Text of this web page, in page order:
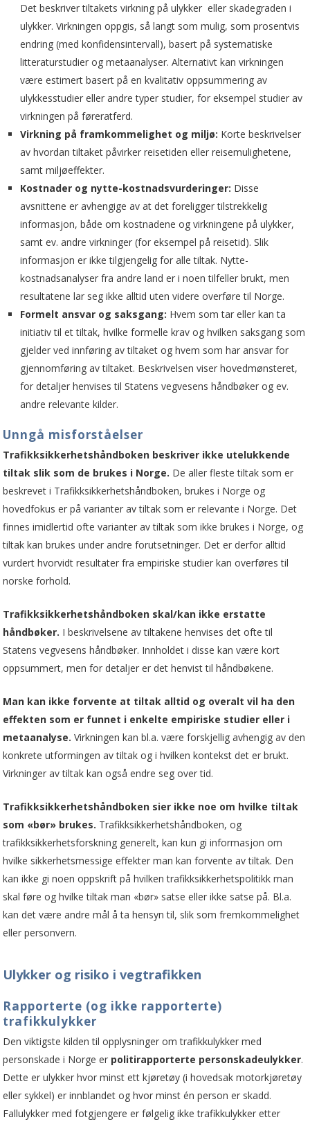
Det beskriver tiltakets virkning på ulykker eller skadegraden i
ulykker. Virkningen oppgis, så langt som mulig, som prosentvis
endring (med konfidensintervall), basert på systematiske
litteraturstudier og metaanalyser. Alternativt kan virkningen
være estimert basert på en kvalitativ oppsummering av
ulykkesstudier eller andre typer studier, for eksempel studier av
virkningen på føreratferd.
Virkning på framkommelighet og miljø: Korte beskrivelser
av hvordan tiltaket påvirker reisetiden eller reisemulighetene,
samt miljøeffekter.
Kostnader og nytte-kostnadsvurderinger: Disse
avsnittene er avhengige av at det foreligger tilstrekkelig
informasjon, både om kostnadene og virkningene på ulykker,
samt ev. andre virkninger (for eksempel på reisetid). Slik
informasjon er ikke tilgjengelig for alle tiltak. Nytte-
kostnadsanalyser fra andre land er i noen tilfeller brukt, men
resultatene lar seg ikke alltid uten videre overføre til Norge.
Formelt ansvar og saksgang: Hvem som tar eller kan ta
initiativ til et tiltak, hvilke formelle krav og hvilken saksgang som
gjelder ved innføring av tiltaket og hvem som har ansvar for
gjennomføring av tiltaket. Beskrivelsen viser hovedmønsteret,
for detaljer henvises til Statens vegvesens håndbøker og ev.
andre relevante kilder.
Unngå misforståelser
Trafikksikkerhetshåndboken beskriver ikke utelukkende
tiltak slik som de brukes i Norge. De aller fleste tiltak som er
beskrevet i Trafikksikkerhetshåndboken, brukes i Norge og
hovedfokus er på varianter av tiltak som er relevante i Norge. Det
finnes imidlertid ofte varianter av tiltak som ikke brukes i Norge, og
tiltak kan brukes under andre forutsetninger. Det er derfor alltid
vurdert hvorvidt resultater fra empiriske studier kan overføres til
norske forhold.
Trafikksikkerhetshåndboken skal/kan ikke erstatte
håndbøker. I beskrivelsene av tiltakene henvises det ofte til
Statens vegvesens håndbøker. Innholdet i disse kan være kort
oppsummert, men for detaljer er det henvist til håndbøkene.
Man kan ikke forvente at tiltak alltid og overalt vil ha den
effekten som er funnet i enkelte empiriske studier eller i
metaanalyse.Virkningen kan bl.a. være forskjellig avhengig av den
konkrete utformingen av tiltak og i hvilken kontekst det er brukt.
Virkninger av tiltak kan også endre seg over tid.
Trafikksikkerhetshåndboken sier ikke noe om hvilke tiltak
som «bør» brukes. Trafikksikkerhetshåndboken, og
trafikksikkerhetsforskning generelt, kan kun gi informasjon om
hvilke sikkerhetsmessige effekter man kan forvente av tiltak. Den
kan ikke gi noen opp­skrift på hvilken trafikksikkerhetspolitikk man
skal føre og hvilke tiltak man «bør» satse eller ikke satse på. Bl.a.
kan det være andre mål å ta hensyn til, slik som fremkommelighet
eller personvern.
Ulykker og risiko i vegtrafikken
Rapporterte (og ikke rapporterte)
trafikkulykker
Den viktigste kilden til opplysninger om trafikkulykker med
personskade i Norge er politirapporterte personskadeulykker.
Dette er ulykker hvor minst ett kjøretøy (i hovedsak motorkjøretøy
eller sykkel) er innblandet og hvor minst én person er skadd.
Fallulykker med fotgjengere er følgelig ikke trafikkulykker etter